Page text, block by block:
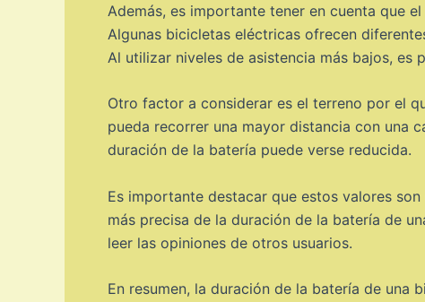
Además, es importante tener en cuenta que
Algunas bicicletas eléctricas ofrecen
Al utilizar niveles de asistencia más bajos, es
Otro factor a considerar es el terreno por el
pueda recorrer una mayor distancia con una
duración de la batería puede verse reducida.
Es importante destacar que estos valores
más precisa de la duración de la batería de
leer las opiniones de otros usuarios.
En resumen, la duración de la batería de